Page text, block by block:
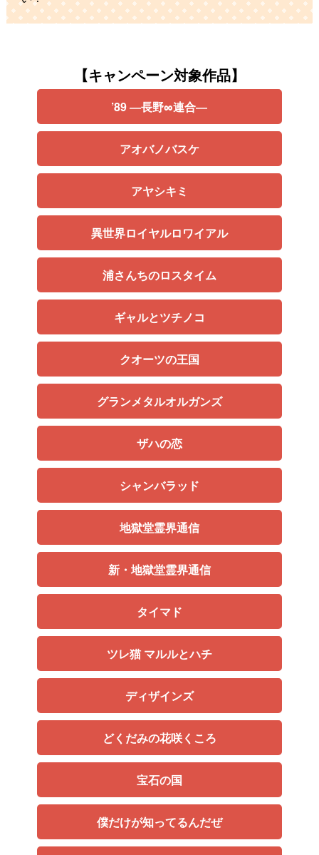
【キャンペーン対象作品】
’89 ―長野∞連合―
アオバノバスケ
アヤシキミ
異世界ロイヤルロワイアル
浦さんちのロスタイム
ギャルとツチノコ
クオーツの王国
グランメタルオルガンズ
ザハの恋
シャンバラッド
地獄堂霊界通信
新・地獄堂霊界通信
タイマド
ツレ猫 マルルとハチ
ディザインズ
どくだみの花咲くころ
宝石の国
僕だけが知ってるんだぜ